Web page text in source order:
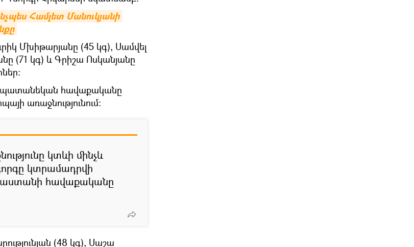
Համլետ Մանուկյանի
Մխիթարյանը (45 կգ), Սամվել
(71 կգ) և Գրիշա Ոսկանյանը
պատանեկան հավաքականը
առաջնությունում:
կտևի մինչև
կտրամադրվի
հավաքականը
(48 կգ), Սաշա